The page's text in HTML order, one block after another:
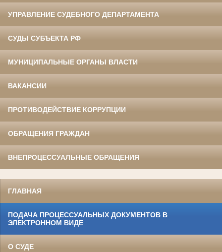
УПРАВЛЕНИЕ СУДЕБНОГО ДЕПАРТАМЕНТА
СУДЫ СУБЪЕКТА РФ
МУНИЦИПАЛЬНЫЕ ОРГАНЫ ВЛАСТИ
ВАКАНСИИ
ПРОТИВОДЕЙСТВИЕ КОРРУПЦИИ
ОБРАЩЕНИЯ ГРАЖДАН
ВНЕПРОЦЕССУАЛЬНЫЕ ОБРАЩЕНИЯ
ГЛАВНАЯ
ПОДАЧА ПРОЦЕССУАЛЬНЫХ ДОКУМЕНТОВ В
ЭЛЕКТРОННОМ ВИДЕ
О СУДЕ